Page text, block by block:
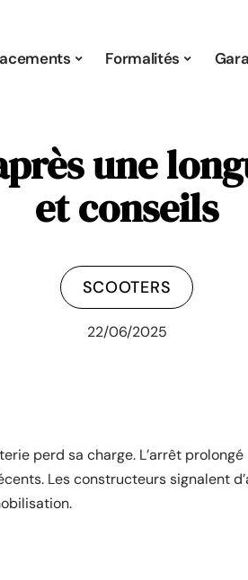
Formalités
une
et conseils
SCOOTERS
22/06/2025
perd sa charge. L’arrêt
Les constructeurs signalent